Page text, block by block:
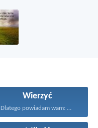
Wierzyć
Dlatego powiadam wam: Wszystko...